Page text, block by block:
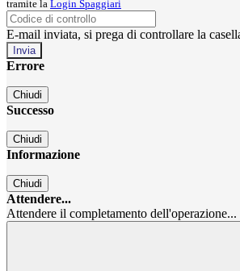
tramite la Login Spaggiari
E-mail inviata, si prega di controllare la
Errore
Chiudi
Successo
Chiudi
Informazione
Chiudi
Attendere...
Attendere il completamento dell'operazione...